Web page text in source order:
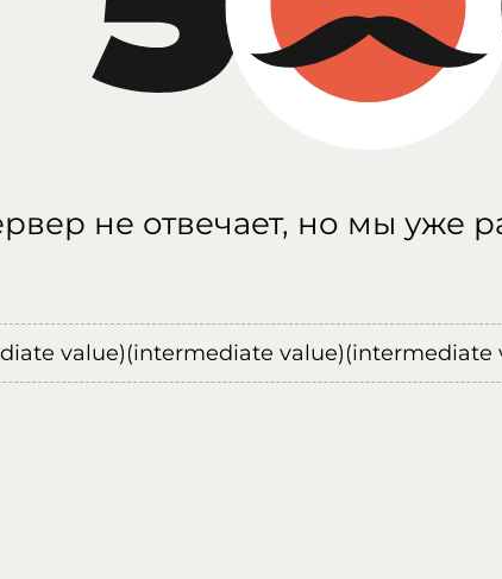
не отвечает, но мы уже
value)(intermediate value)(intermediate